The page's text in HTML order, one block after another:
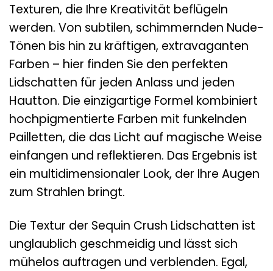
Texturen, die Ihre Kreativität beflügeln
werden. Von subtilen, schimmernden Nude-
Tönen bis hin zu kräftigen, extravaganten
Farben – hier finden Sie den perfekten
Lidschatten für jeden Anlass und jeden
Hautton. Die einzigartige Formel kombiniert
hochpigmentierte Farben mit funkelnden
Pailletten, die das Licht auf magische Weise
einfangen und reflektieren. Das Ergebnis ist
ein multidimensionaler Look, der Ihre Augen
zum Strahlen bringt.
Die Textur der Sequin Crush Lidschatten ist
unglaublich geschmeidig und lässt sich
mühelos auftragen und verblenden. Egal,